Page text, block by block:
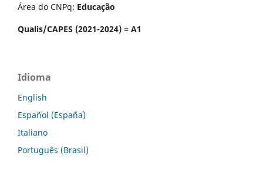
Área do CNPq: Educação
Qualis/CAPES (2021-2024) = A1
Idioma
English
Español (España)
Italiano
Português (Brasil)